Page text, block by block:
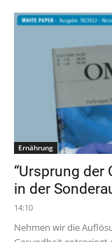
Ernährung
“Ursprung der
in der
14:10
Nehmen wir die